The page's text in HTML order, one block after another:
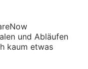
und Abläufen
kaum etwas